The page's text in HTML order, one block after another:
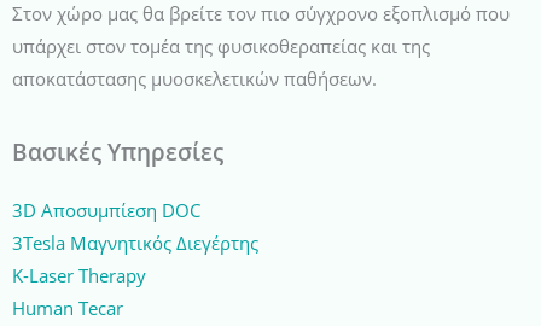
Στον χώρο μας θα βρείτε τον πιο σύγχρονο εξοπλισμό που
υπάρχει στον τομέα της φυσικοθεραπείας και της
αποκατάστασης μυοσκελετικών παθήσεων.
Βασικές Υπηρεσίες
3D Αποσυμπίεση DOC
3Tesla Μαγνητικός Διεγέρτης
K-Laser Therapy
Human Tecar